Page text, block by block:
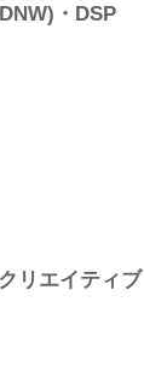
・DSP
リエイティブ